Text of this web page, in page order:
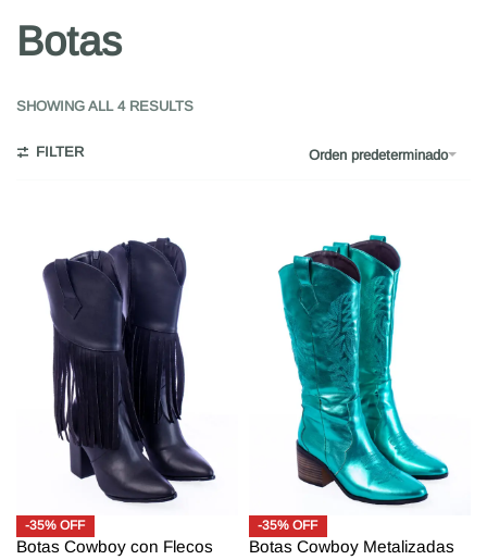
Botas
SHOWING ALL 4 RESULTS
Orden predeterminado
FILTER
-35% OFF
Botas Cowboy con Flecos
-35% OFF
Botas Cowboy Metalizadas